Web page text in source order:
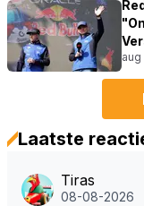
aug
Laatste
Tiras
08-08-2026